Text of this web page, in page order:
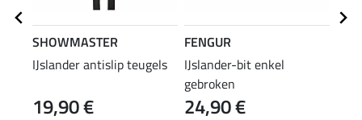
SHOWMASTER
IJslander antislip teugels
19,90 €
FENGUR
IJslander-bit enkel
gebroken
24,90 €